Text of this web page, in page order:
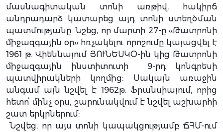
մասնագիտական տոնի առթիվ, հակիրճ
անդրադարձ կատարեց այդ տոնի ստեղծման
պատմությանը: Նշեց, որ մարտի 27-ը ‹‹Թատրոնի
միջազգային օր›› հռչակելու որոշումը կայացվել է
1961 թ. Վիեննայում ՅՈՒՆԵՍԿՕ-ին կից Թատրոնի
միջազգային ինստիտուտի 9-րդ կոնգրեսի
պատվիրակների կողմից: Սակայն առաջին
անգամ այն նշվել է 1962թ. Ֆրանսիայում, որից
հետո՝ մինչ օրս, շարունակվում է նշվել աշխարհի
շատ երկրներում:
Նշվեց, որ այս տոնի կապակցությամբ ՃՀՄ-ում